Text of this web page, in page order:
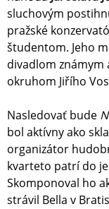
sluchovým
pražské
študentom. Jeho
divadlom známym
okruhom Jiřího
Nasledovať bude
bol aktívny ako
organizátor
kvarteto patrí do
Skomponoval ho
strávil Bella v